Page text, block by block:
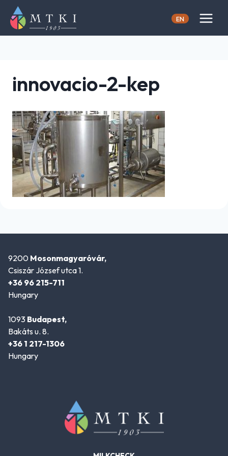
content
EN
innovacio-2-kep
9200 Mosonmagyaróvár,
Csiszár József utca 1.
+36 96 215-711
Hungary
1093 Budapest,
Bakáts u. 8.
+36 1 217-1306
Hungary